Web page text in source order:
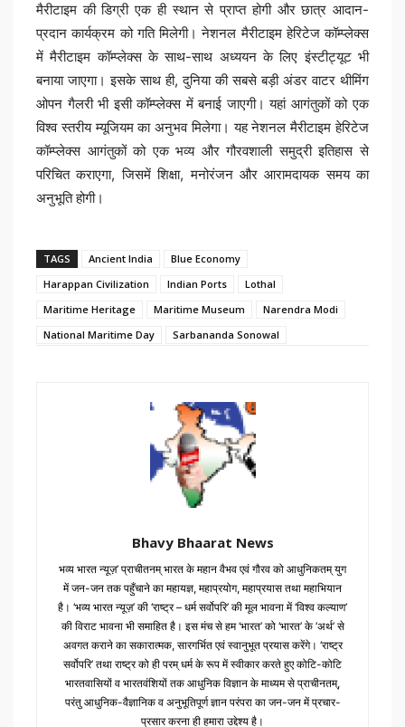
मैरीटाइम की डिग्री एक ही स्थान से प्राप्त होगी और छात्र आदान-
प्रदान कार्यक्रम को गति मिलेगी। नेशनल मैरीटाइम हेरिटेज कॉम्प्लेक्स
में मैरीटाइम कॉम्प्लेक्स के साथ-साथ अध्ययन के लिए इंस्टीट्यूट भी
बनाया जाएगा। इसके साथ ही, दुनिया की सबसे बड़ी अंडर वाटर थीमिंग
ओपन गैलरी भी इसी कॉम्प्लेक्स में बनाई जाएगी। यहां आगंतुकों को एक
विश्व स्तरीय म्यूजियम का अनुभव मिलेगा। यह नेशनल मैरीटाइम हेरिटेज
कॉम्प्लेक्स आगंतुकों को एक भव्य और गौरवशाली समुद्री इतिहास से
परिचित कराएगा, जिसमें शिक्षा, मनोरंजन और आरामदायक समय का
अनुभूति होगी।
TAGS Ancient India
Blue Economy
Harappan Civilization
Indian Ports
Lothal
Maritime Heritage
Maritime Museum
Narendra Modi
National Maritime Day
Sarbananda Sonowal
Bhavy Bhaarat News
भव्य भारत न्यूज़’ प्राचीतनम् भारत के महान वैभव एवं गौरव को आधुनिकतम् युग
में जन-जन तक पहुँचाने का महायज्ञ, महाप्रयोग, महाप्रयास तथा महाभियान
है। ‘भव्य भारत न्यूज़’ की ‘राष्ट्र – धर्म सर्वोपरि’ की मूल भावना में ‘विश्व कल्याण’
की विराट भावना भी समाहित है। इस मंच से हम ‘भारत’ को ‘भारत’ के ‘अर्थ’ से
अवगत कराने का सकारात्मक, सारगर्भित एवं स्वानुभूत प्रयास करेंगे। ‘राष्ट्र
सर्वोपरि’ तथा राष्ट्र को ही परम् धर्म के रूप में स्वीकार करते हुए कोटि-कोटि
भारतवासियों व भारतवंशियों तक आधुनिक विज्ञान के माध्यम से प्राचीनतम्,
परंतु आधुनिक-वैज्ञानिक व अनुभूतिपूर्ण ज्ञान परंपरा का जन-जन में प्रचार-
प्रसार करना ही हमारा उद्देश्य है।